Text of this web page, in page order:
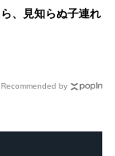
、見知らぬ子連れ
Recommended by